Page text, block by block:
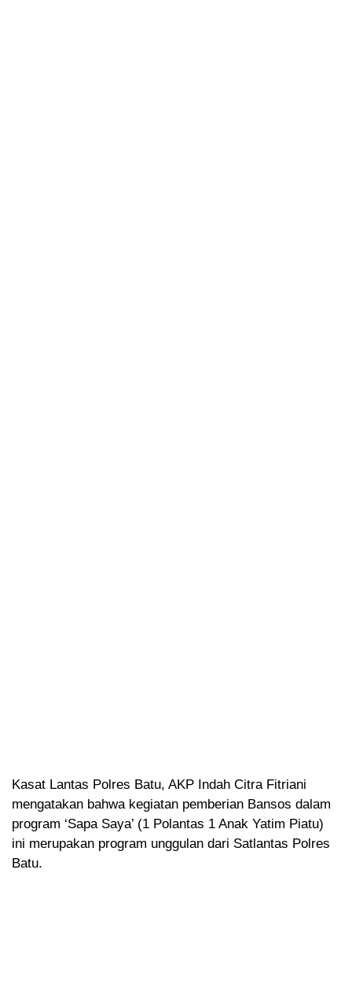
Kasat Lantas Polres Batu, AKP Indah Citra Fitriani
mengatakan bahwa kegiatan pemberian Bansos dalam
program ‘Sapa Saya’ (1 Polantas 1 Anak Yatim Piatu)
ini merupakan program unggulan dari Satlantas Polres
Batu.